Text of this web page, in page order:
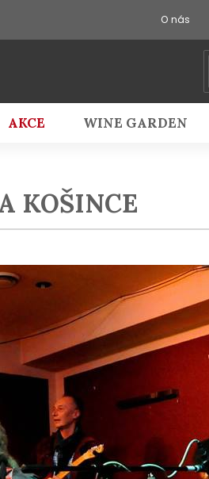
O nás
AKCE WINE GARDEN
KOŠINCE